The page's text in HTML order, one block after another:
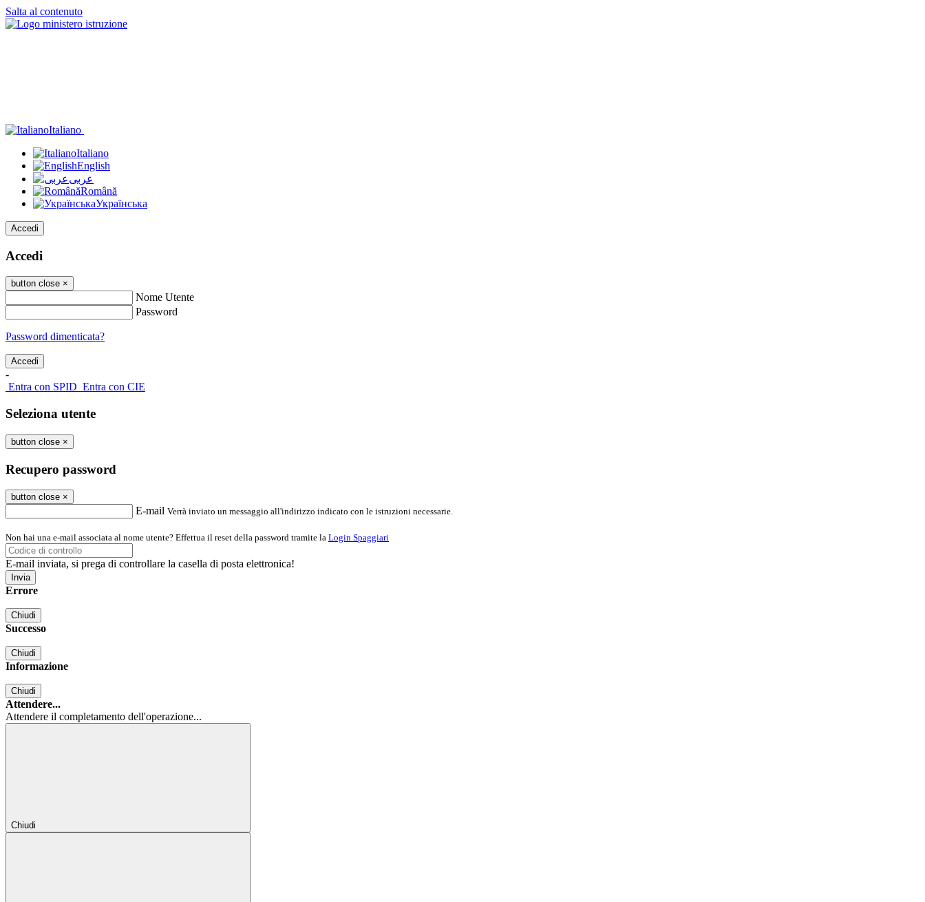
Salta al contenuto
Italiano
Italiano
English
عربى
Română
Українська
Accedi
Accedi
button close ×
Nome Utente
Password
Password dimenticata?
-
Entra con SPID Entra con CIE
Seleziona utente
button close ×
Recupero password
button close ×
E-mail Verrà inviato un messaggio all'indirizzo indicato con le istruzioni necessarie.
Non hai una e-mail associata al nome utente? Effettua il reset della password tramite la Login Spaggiari
E-mail inviata, si prega di controllare la casella di posta elettronica!
Errore
Chiudi
Successo
Chiudi
Informazione
Chiudi
Attendere...
Attendere il completamento dell'operazione...
Chiudi